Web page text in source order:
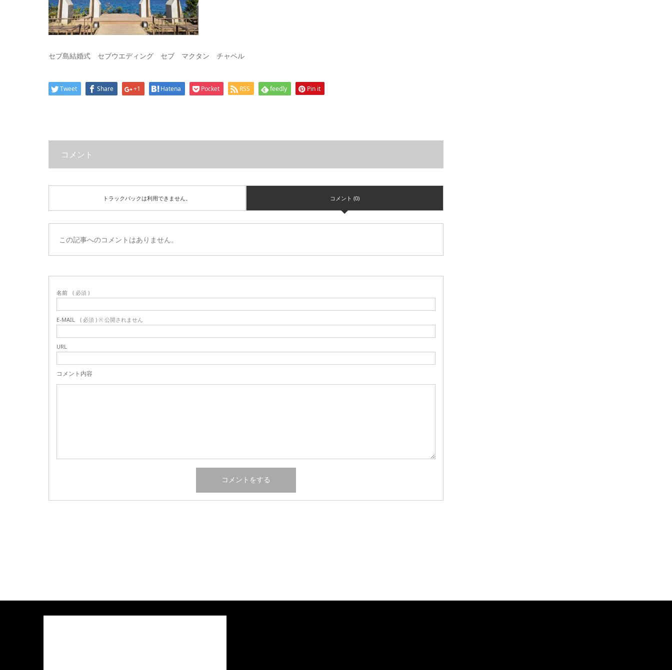
セブ島結婚式 セブウエディング セブ マクタン チャペル
Tweet Share +1 Hatena Pocket RSS feedly Pin it
コメント
トラックバックは利用できません。 コメント (0)
この記事へのコメントはありません。
名前 ( 必須 )
E-MAIL ( 必須 ) ※ 公開されません
URL
コメント内容